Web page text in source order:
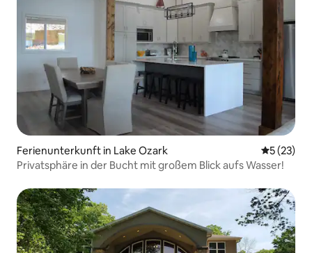
Ferienunterkunft in Lake Ozark
5 (23)
Privatsphäre in der Bucht mit großem Blick aufs Wasser!